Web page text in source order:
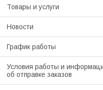
Товары и услуги
Новости
График работы
Условия работы и
об отправке заказов